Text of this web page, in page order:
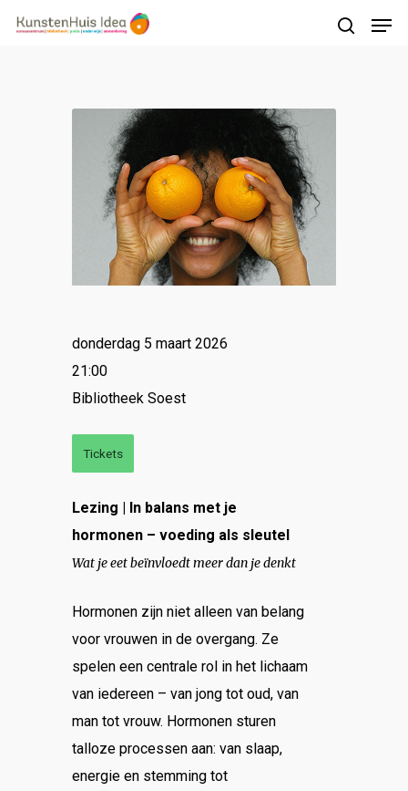
druk op ESC om te sluiten
Lezing | In balans met je
hormonen – voeding als sleutel
Wat je eet beïnvloedt meer dan je denkt
Hormonen zijn niet alleen van belang
voor vrouwen in de overgang. Ze
spelen een centrale rol in het lichaam
van iedereen – van jong tot oud, van
man tot vrouw. Hormonen sturen
talloze processen aan: van slaap,
energie en stemming tot
donderdag 5 maart 2026
21:00
Bibliotheek Soest
Tickets